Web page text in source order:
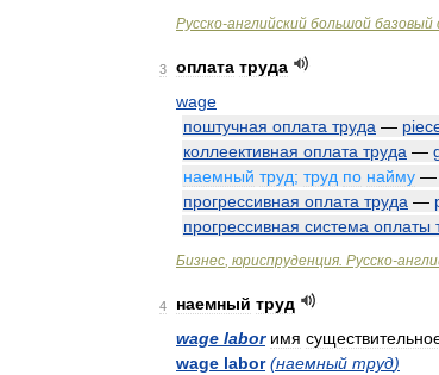
Русско-английский большой базовый
3 оплата труда
wage
поштучная оплата труда —
коллеективная оплата труда —
наемный труд; труд по найму —
прогрессивная оплата труда —
прогрессивная система оплаты
Бизнес, юриспруденция. Русско-
4 наемный труд
wage labor имя
wage labor (наемный труд)